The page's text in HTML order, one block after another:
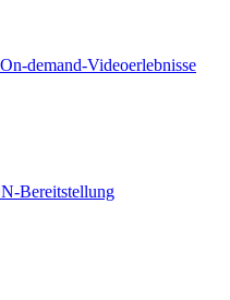
demand-Videoerlebnisse
Bereitstellung